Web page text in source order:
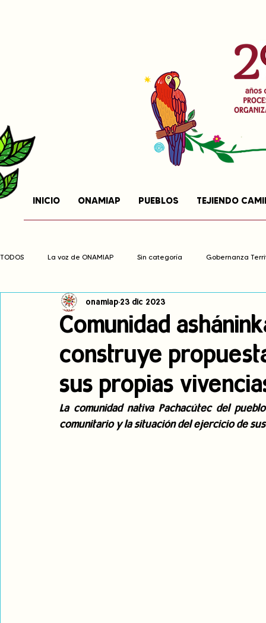
INICIO ONAMIAP PUEBLOS TEJIENDO
TODOS La voz de ONAMIAP Sin categoría Gobernanza
Cambio climático Navegador indígena
Pronunciamientos Observatorio de consulta previa
Incidencias
Comunidad
construye
sus propias
onamiap 23 dic 2023
La comunidad nativa Pachacútec del
comunitario y la situación del ejercicio de